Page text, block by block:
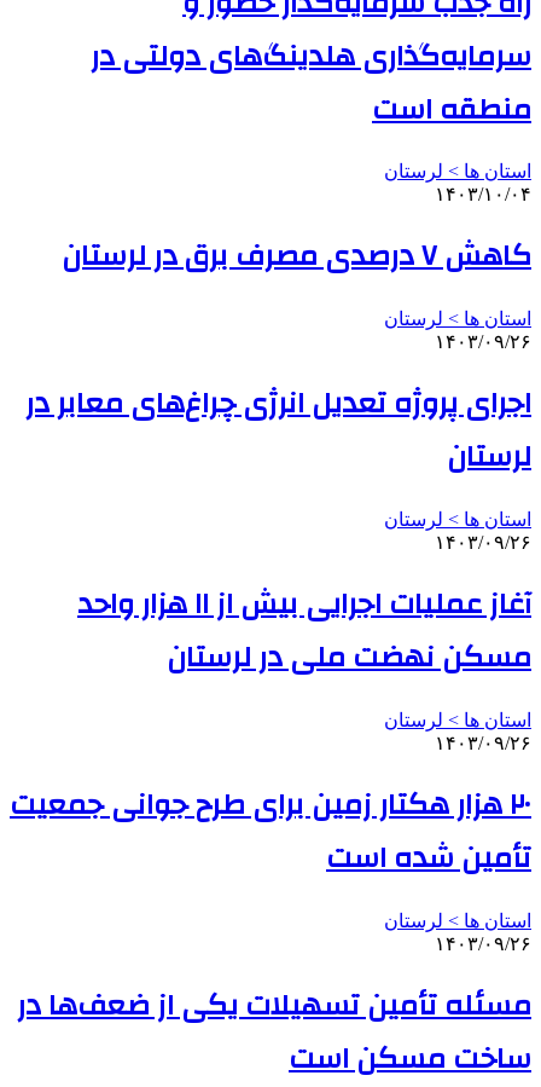
سرمایه‌گذاری هلدینگ‌های دولتی در
منطقه است
استان ها > لرستان
۱۴۰۳/۱۰/۰۴
کاهش ۷ درصدی مصرف برق در لرستان
استان ها > لرستان
۱۴۰۳/۰۹/۲۶
اجرای پروژه تعدیل انرژی چراغ‌های معابر در
لرستان
استان ها > لرستان
۱۴۰۳/۰۹/۲۶
آغاز عملیات اجرایی بیش از ۱۱ هزار واحد
مسکن نهضت ملی در لرستان
استان ها > لرستان
۱۴۰۳/۰۹/۲۶
۲۰ هزار هکتار زمین برای طرح جوانی جمعیت
تأمین شده است
استان ها > لرستان
۱۴۰۳/۰۹/۲۶
مسئله تأمین تسهیلات یکی از ضعف‌ها در
ساخت مسکن است